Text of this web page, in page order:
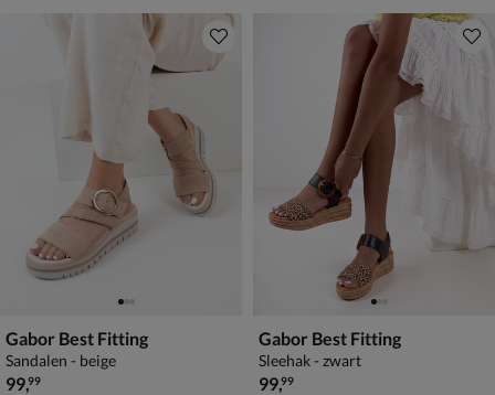
Gabor Best Fitting
Sandalen - beige
€ 99,99
99,99
Gabor Best Fitting
Sleehak - zwart
€ 99,99
99,99